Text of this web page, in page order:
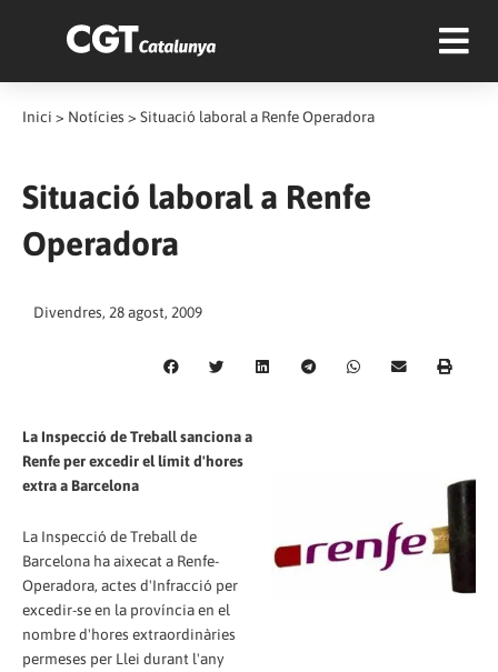
Inici > Notícies > Situació laboral a Renfe Operadora
Situació laboral a Renfe
Operadora
Divendres, 28 agost, 2009
La Inspecció de Treball sanciona a
Renfe per excedir el límit d'hores
extra a Barcelona
La Inspecció de Treball de
Barcelona ha aixecat a Renfe-
Operadora, actes d'Infracció per
excedir-se en la província en el
nombre d'hores extraordinàries
permeses per Llei durant l'any